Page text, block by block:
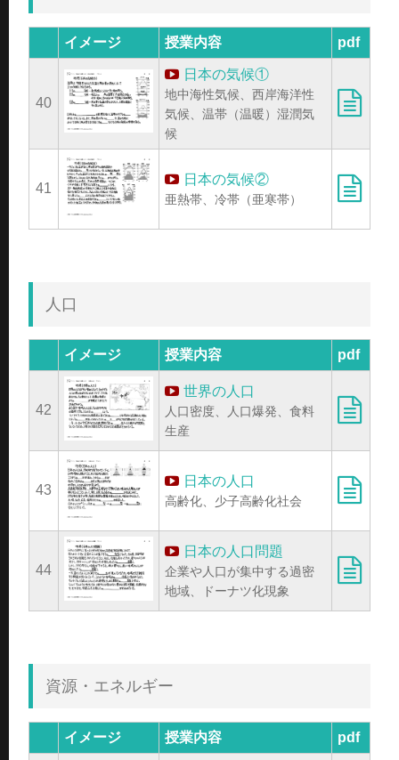
イメージ 授業内容 pdf
40
日本の気候①
地中海性気候、西岸海洋性
気候、温帯（温暖）湿潤気
候
41
日本の気候②
亜熱帯、冷帯（亜寒帯）
人口
イメージ 授業内容 pdf
42
世界の人口
人口密度、人口爆発、食料
生産
43
日本の人口
高齢化、少子高齢化社会
44
日本の人口問題
企業や人口が集中する過密
地域、ドーナツ化現象
資源・エネルギー
イメージ 授業内容 pdf